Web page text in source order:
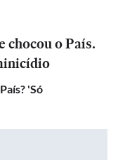
chocou o País.
'Só